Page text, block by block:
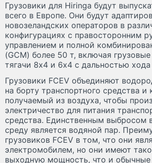
Грузовики для Hiringa будут
всего в Европе. Они будут
новозеландских операторов в
конфигурациях с правосторонним
управлением и полной
(GCM) более 50 т, включая
тягачи 8х4 и 6x4 с дальностью
Грузовики FCEV объединяют
на борту транспортного средства и
получаемый из воздуха, чтобы
электричество для питания
средства. Единственным
среду является водяной пар.
грузовиков FCEV в том, что они
электромобилем, но они имеют
выходную мощность, что и обычные